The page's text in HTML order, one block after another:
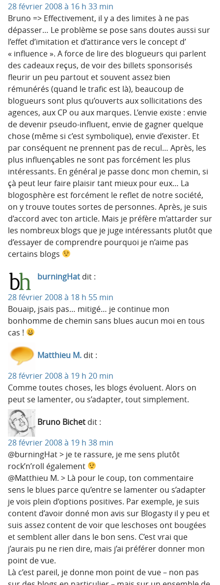
28 février 2008 à 16 h 33 min
Bruno => Effectivement, il y a des limites à ne pas
dépasser… Le problème se pose sans doutes aussi sur
l’effet d’imitation et d’attirance vers le concept d’
« influence ». A force de lire des blogueurs qui parlent
des cadeaux reçus, de voir des billets sponsorisés
fleurir un peu partout et souvent assez bien
rémunérés (quand le trafic est là), beaucoup de
blogueurs sont plus qu’ouverts aux sollicitations des
agences, aux CP ou aux marques. L’envie existe : envie
de devenir pseudo-influent, envie de gagner quelque
chose (même si c’est symbolique), envie d’exister. Et
par conséquent ne prennent pas de recul… Après, les
plus influençables ne sont pas forcément les plus
intéressants. En général je passe donc mon chemin, si
çà peut leur faire plaisir tant mieux pour eux… La
blogosphère est forcément le reflet de notre société,
on y trouve toutes sortes de personnes. Après, je suis
d’accord avec ton article. Mais je préfère m’attarder sur
les nombreux blogs que je juge intéressants plutôt que
d’essayer de comprendre pourquoi je n’aime pas
certains blogs
burningHat dit :
28 février 2008 à 18 h 55 min
Bouaip, jsais pas… mitigé… je continue mon
bonhomme de chemin sans blues aucun moi en tous
cas !
Matthieu M. dit :
28 février 2008 à 19 h 20 min
Comme toutes choses, les blogs évoluent. Alors on
peut se lamenter, ou s’adapter, tout simplement.
Bruno Bichet dit :
28 février 2008 à 19 h 38 min
@burningHat > je te rassure, je me sens plutôt
rock’n’roll également
@Matthieu M. > Là pour le coup, ton commentaire
sens le blues parce qu’entre se lamenter ou s’adapter
je vois plein d’options positives. Par exemple, je suis
content d’avoir donné mon avis sur Blogasty il y peu et
suis assez content de voir que leschoses ont bougées
et semblent aller dans le bon sens. C’est vrai que
j’aurais pu ne rien dire, mais j’ai préférer donner mon
point de vue.
Là c’est pareil, je donne mon point de vue – non pas